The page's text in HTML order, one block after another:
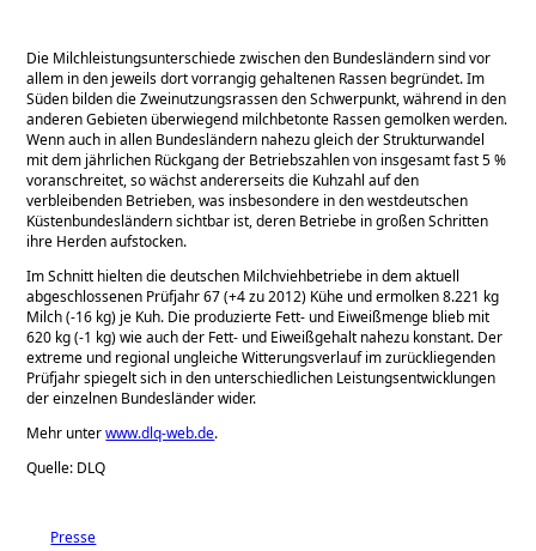
Die Milchleistungsunterschiede zwischen den Bundesländern sind vor
allem in den jeweils dort vorrangig gehaltenen Rassen begründet. Im
Süden bilden die Zweinutzungsrassen den Schwerpunkt, während in den
anderen Gebieten überwiegend milchbetonte Rassen gemolken werden.
Wenn auch in allen Bundesländern nahezu gleich der Strukturwandel
mit dem jährlichen Rückgang der Betriebszahlen von insgesamt fast 5 %
voranschreitet, so wächst andererseits die Kuhzahl auf den
verbleibenden Betrieben, was insbesondere in den westdeutschen
Küstenbundesländern sichtbar ist, deren Betriebe in großen Schritten
ihre Herden aufstocken.
Im Schnitt hielten die deutschen Milchviehbetriebe in dem aktuell
abgeschlossenen Prüfjahr 67 (+4 zu 2012) Kühe und ermolken 8.221 kg
Milch (-16 kg) je Kuh. Die produzierte Fett- und Eiweißmenge blieb mit
620 kg (-1 kg) wie auch der Fett- und Eiweißgehalt nahezu konstant. Der
extreme und regional ungleiche Witterungsverlauf im zurückliegenden
Prüfjahr spiegelt sich in den unterschiedlichen Leistungsentwicklungen
der einzelnen Bundesländer wider.
Mehr unterwww.dlq-web.de.
Quelle: DLQ
Presse